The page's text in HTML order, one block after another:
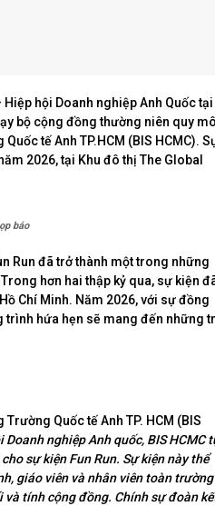
Hiệp hội Doanh nghiệp Anh Quốc tại
bộ cộng đồng thường niên quy mô
tế Anh TP.HCM (BIS HCMC).
2026, tại Khu đô thị The Global
báo
Run đã trở thành một trong những
hơn hai thập kỷ qua, sự kiện
Chí Minh. Năm 2026, với sự đồng
trình hứa hẹn sẽ mang đến những
Quốc tế Anh TP. HCM (BIS
nghiệp Anh quốc, BIS HCMC
sự kiện Fun Run. Sự kiện này thể
giáo viên và nhân viên toàn trường
tính cộng đồng. Chính sự đoàn